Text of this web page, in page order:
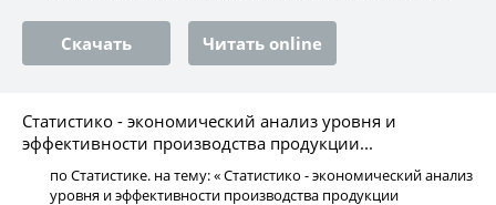
Скачать Читать online
Статистико - экономический анализ уровня и
эффективности производства продукции...
по Статистике. на тему: « Статистико - экономический анализ
уровня и эффективности производства продукции